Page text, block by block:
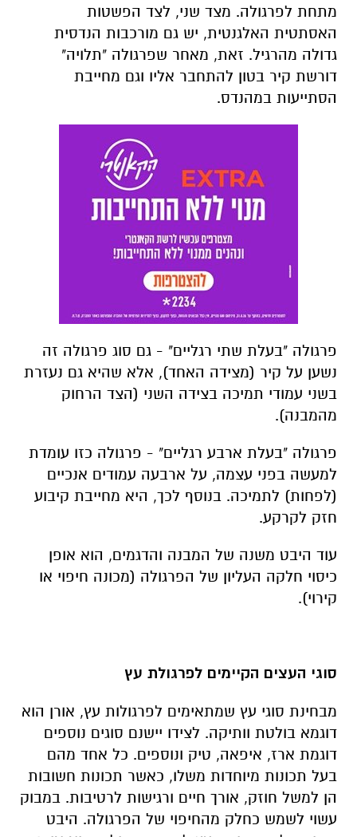
מתחת לפרגולה. מצד שני, לצד הפשטות
האסתטית האלגנטית, יש גם מורכבות הנדסית
גדולה מהרגיל. זאת, מאחר שפרגולה "תלויה"
דורשת קיר בטון להתחבר אליו וגם מחייבת
הסתייעות במהנדס.
פרגולה "בעלת שתי רגליים" - גם סוג פרגולה זה
נשען על קיר (מצידה האחד), אלא שהיא גם נעזרת
בשני עמודי תמיכה בצידה השני (הצד הרחוק
מהמבנה).
פרגולה "בעלת ארבע רגליים" - פרגולה כזו עומדת
למעשה בפני עצמה, על ארבעה עמודים אנכיים
(לפחות) לתמיכה. בנוסף לכך, היא מחייבת קיבוע
חזק לקרקע.
עוד היבט משנה של המבנה והדגמים, הוא אופן
כיסוי חלקה העליון של הפרגולה (מכונה חיפוי או
קירוי).
סוגי העצים הקיימים לפרגולת עץ
מבחינת סוגי עץ שמתאימים לפרגולות עץ, אורן הוא
דוגמא בולטת וותיקה. לצידו יישנם סוגים נוספים
דוגמת ארז, איפאה, טיק ונוספים. כל אחד מהם
בעל תכונות מיוחדות משלו, כאשר תכונות חשובות
הן למשל חוזק, אורך חיים ורגישות לרטיבות. במבוק
עשוי לשמש כחלק מהחיפוי של הפרגולה. היבט